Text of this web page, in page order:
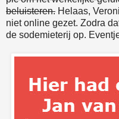
beluisteren. Helaas,
niet online gezet. Zodra
de sodemieterij op.